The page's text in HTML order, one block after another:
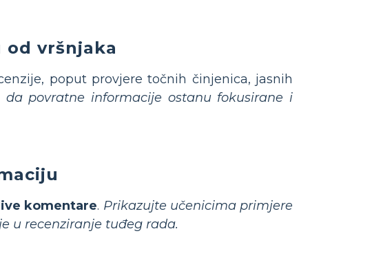
od vršnjaka
poput provjere točnih činjenica, jasnih
da povratne informacije ostanu fokusirane i
komentare. Prikazujte učenicima primjere
u recenziranje tuđeg rada.